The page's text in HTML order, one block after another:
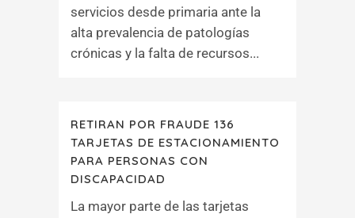
servicios desde primaria ante la
alta prevalencia de patologías
crónicas y la falta de recursos...
RETIRAN POR FRAUDE 136
TARJETAS DE ESTACIONAMIENTO
PARA PERSONAS CON
DISCAPACIDAD
La mayor parte de las tarjetas